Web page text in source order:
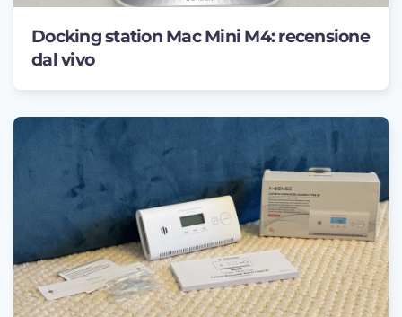
Docking station Mac Mini M4: recensione
dal vivo